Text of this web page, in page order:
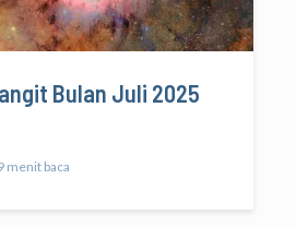
Bulan Juli 2025
menit baca